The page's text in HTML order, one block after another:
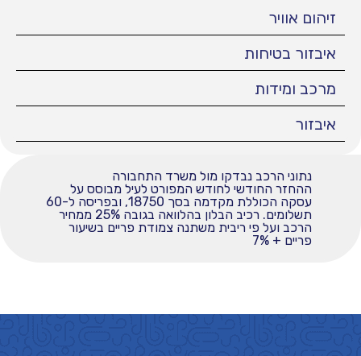
זיהום אוויר
איבזור בטיחות
מרכב ומידות
איבזור
נתוני הרכב נבדקו מול משרד התחבורה
ההחזר החודשי לחודש המפורט לעיל מבוסס על
עסקה הכוללת מקדמה בסך 18750, ובפריסה ל-60
תשלומים. רכיב הבלון בהלוואה בגובה 25% ממחיר
הרכב ועל פי ריבית משתנה צמודת פריים בשיעור
פריים + 7%